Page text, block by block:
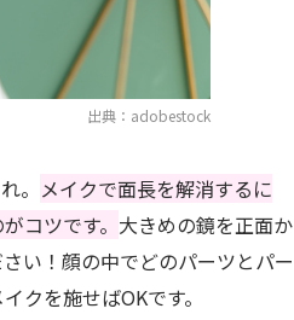
出典：adobestock
。 メイクで面長を解消するに
コツです。 大きめの鏡を正面か
い！顔の中でどのパーツとパー
クを施せばOKです。